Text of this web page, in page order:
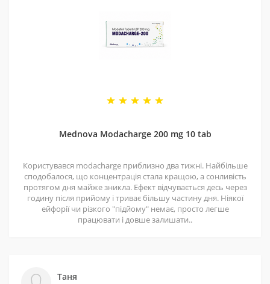
Маємо хороші ціни завдяки прямим контактам із
постачальниками. Часто бувають знижки — слідкуйте
допомогли багатьом клієнтам. Нам приємно, що нас
Mednova Modacharge 200 mg 10 tab
Користувався modacharge приблизно два тижні. Найбільше
сподобалося, що концентрація стала кращою, а сонливість
протягом дня майже зникла. Ефект відчувається десь через
годину після прийому і триває більшу частину дня. Ніякої
ейфорії чи різкого "підйому" немає, просто легше
працювати і довше залишати..
Таня